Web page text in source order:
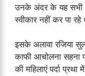
उनके अंदर के यह सभी
स्वीकार नहीं कर पा रहे
इसके अलावा रजिया
काफी आचोलना सहना
की महिलाएं पर्दा